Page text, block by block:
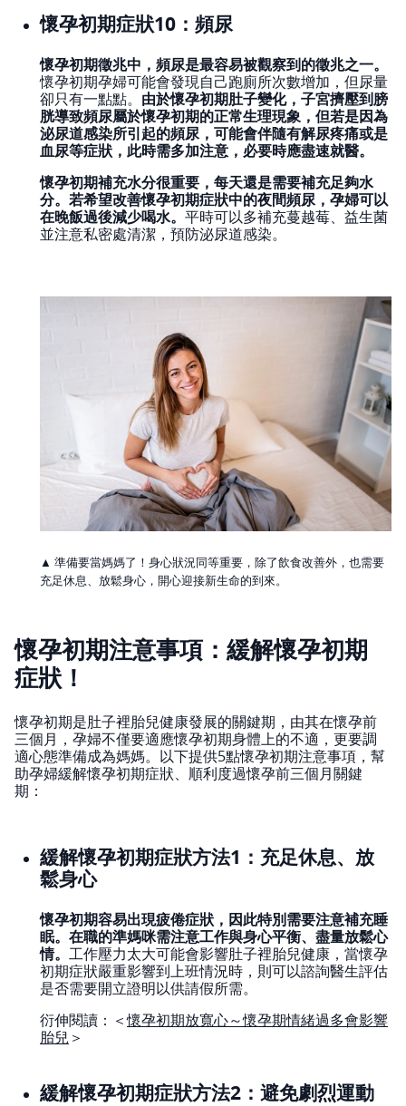
懷孕初期症狀10：頻尿
懷孕初期徵兆中，頻尿是最容易被觀察到的徵兆之一。
懷孕初期孕婦可能會發現自己跑廁所次數增加，但尿量
卻只有一點點。 由於懷孕初期肚子變化，子宮擠壓到膀
胱導致頻尿屬於懷孕初期的正常生理現象，但若是因為
泌尿道感染所引起的頻尿，可能會伴隨有解尿疼痛或是
血尿等症狀，此時需多加注意，必要時應盡速就醫。
懷孕初期補充水分很重要，每天還是需要補充足夠水
分。若希望改善懷孕初期症狀中的夜間頻尿，孕婦可以
在晚飯過後減少喝水。 平時可以多補充蔓越莓、益生菌
並注意私密處清潔，預防泌尿道感染。
▲ 準備要當媽媽了！身心狀況同等重要，除了飲食改善外，也需要
充足休息、放鬆身心，開心迎接新生命的到來。
懷孕初期注意事項：緩解懷孕初期
症狀！
懷孕初期是肚子裡胎兒健康發展的關鍵期，由其在懷孕前
三個月，孕婦不僅要適應懷孕初期身體上的不適，更要調
適心態準備成為媽媽。以下提供5點懷孕初期注意事項，幫
助孕婦緩解懷孕初期症狀、順利度過懷孕前三個月關鍵
期：
緩解懷孕初期症狀方法1：充足休息、放
鬆身心
懷孕初期容易出現疲倦症狀，因此特別需要注意補充睡
眠。在職的準媽咪需注意工作與身心平衡、盡量放鬆心
情。 工作壓力太大可能會影響肚子裡胎兒健康，當懷孕
初期症狀嚴重影響到上班情況時，則可以諮詢醫生評估
是否需要開立證明以供請假所需。
衍伸閱讀：＜懷孕初期放寬心～懷孕期情緒過多會影響
胎兒 ＞
緩解懷孕初期症狀方法2：避免劇烈運動